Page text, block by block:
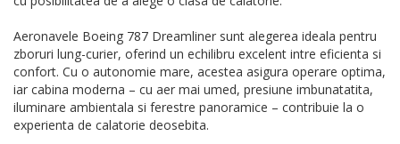
Aeronavele Boeing 787 Dreamliner sunt alegerea ideala pentru
zboruri lung-curier, oferind un echilibru excelent intre eficienta si
confort. Cu o autonomie mare, acestea asigura operare optima,
iar cabina moderna – cu aer mai umed, presiune imbunatatita,
iluminare ambientala si ferestre panoramice – contribuie la o
experienta de calatorie deosebita.